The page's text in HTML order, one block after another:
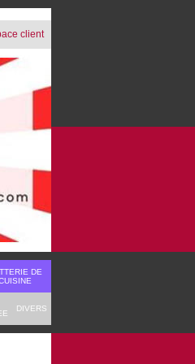
client
DE
DIVERS